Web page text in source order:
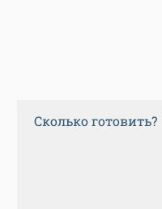
Сколько готовить?